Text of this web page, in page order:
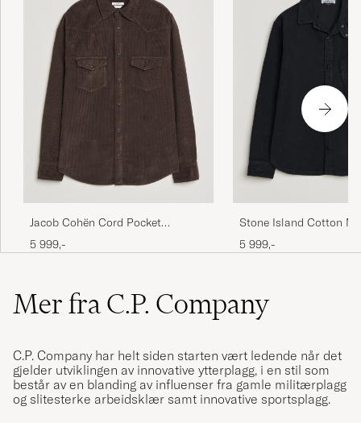
Jacob Cohën Cord Pocket
Overshirt Brown
5 999,-
Stone Island Cotton
Overshirt Navy Blue
5 999,-
Mer fra C.P. Company
C.P. Company har helt siden starten vært ledende når det
gjelder utviklingen av innovative ytterplagg, i en stil som
består av en blanding av influenser fra gamle militærplagg
og slitesterke arbeidsklær samt innovative sportsplagg.